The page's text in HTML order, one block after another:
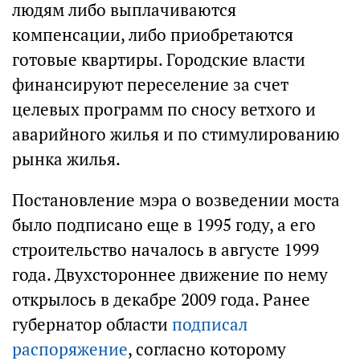
людям либо выплачиваются
компенсации, либо приобретаются
готовые квартиры. Городские власти
финансируют переселение за счет
целевых программ по сносу ветхого и
аварийного жилья и по стимулированию
рынка жилья.
Постановление мэра о возведении моста
было подписано еще в 1995 году, а его
строительство началось в августе 1999
года. Двухстороннее движение по нему
открылось в декабре 2009 года. Ранее
губернатор области подписал
распоряжение, согласно которому